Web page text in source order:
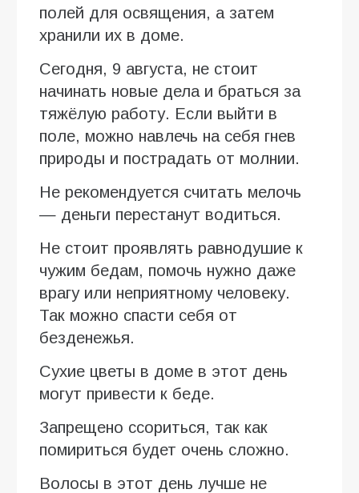
полей для освящения, а затем
хранили их в доме.
Сегодня, 9 августа, не стоит
начинать новые дела и браться за
тяжёлую работу. Если выйти в
поле, можно навлечь на себя гнев
природы и пострадать от молнии.
Не рекомендуется считать мелочь
— деньги перестанут водиться.
Не стоит проявлять равнодушие к
чужим бедам, помочь нужно даже
врагу или неприятному человеку.
Так можно спасти себя от
безденежья.
Сухие цветы в доме в этот день
могут привести к беде.
Запрещено ссориться, так как
помириться будет очень сложно.
Волосы в этот день лучше не